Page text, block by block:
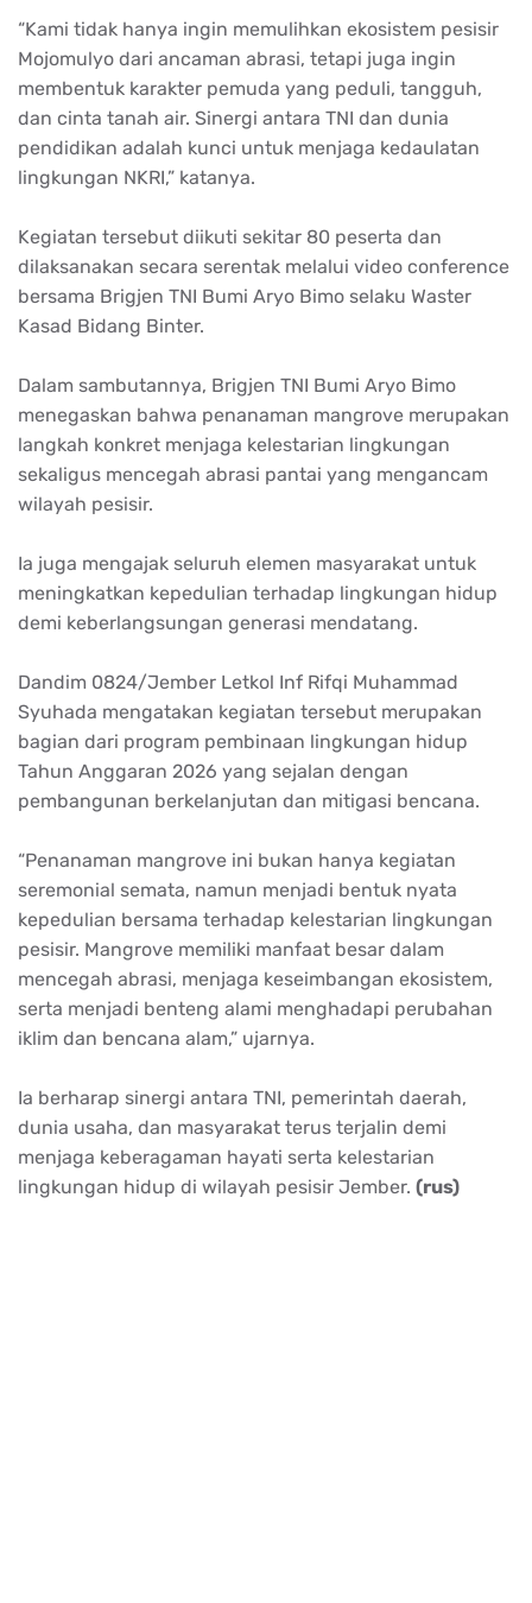
“Kami tidak hanya ingin memulihkan ekosistem pesisir
Mojomulyo dari ancaman abrasi, tetapi juga ingin
membentuk karakter pemuda yang peduli, tangguh,
dan cinta tanah air. Sinergi antara TNI dan dunia
pendidikan adalah kunci untuk menjaga kedaulatan
lingkungan NKRI,” katanya.
Kegiatan tersebut diikuti sekitar 80 peserta dan
dilaksanakan secara serentak melalui video conference
bersama Brigjen TNI Bumi Aryo Bimo selaku Waster
Kasad Bidang Binter.
Dalam sambutannya, Brigjen TNI Bumi Aryo Bimo
menegaskan bahwa penanaman mangrove merupakan
langkah konkret menjaga kelestarian lingkungan
sekaligus mencegah abrasi pantai yang mengancam
wilayah pesisir.
Ia juga mengajak seluruh elemen masyarakat untuk
meningkatkan kepedulian terhadap lingkungan hidup
demi keberlangsungan generasi mendatang.
Dandim 0824/Jember Letkol Inf Rifqi Muhammad
Syuhada mengatakan kegiatan tersebut merupakan
bagian dari program pembinaan lingkungan hidup
Tahun Anggaran 2026 yang sejalan dengan
pembangunan berkelanjutan dan mitigasi bencana.
“Penanaman mangrove ini bukan hanya kegiatan
seremonial semata, namun menjadi bentuk nyata
kepedulian bersama terhadap kelestarian lingkungan
pesisir. Mangrove memiliki manfaat besar dalam
mencegah abrasi, menjaga keseimbangan ekosistem,
serta menjadi benteng alami menghadapi perubahan
iklim dan bencana alam,” ujarnya.
Ia berharap sinergi antara TNI, pemerintah daerah,
dunia usaha, dan masyarakat terus terjalin demi
menjaga keberagaman hayati serta kelestarian
lingkungan hidup di wilayah pesisir Jember. (rus)